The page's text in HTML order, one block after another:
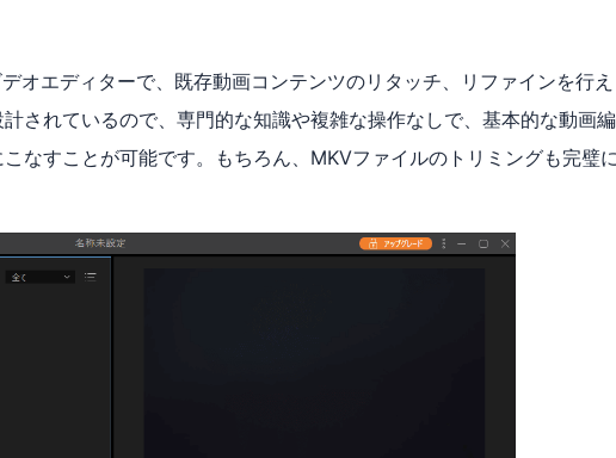
オエディターで、既存動画コンテンツのリタッチ、リファインを行
されているので、専門的な知識や複雑な操作なしで、基本的な動画
なすことが可能です。もちろん、MKVファイルのトリミングも完璧